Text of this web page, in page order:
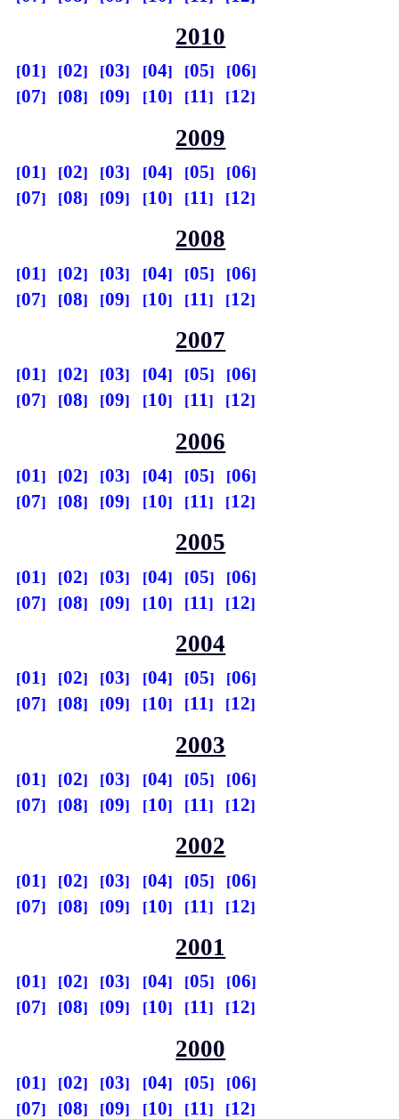
2010
01 02 03 04 05
06
07
08 09 10 11 12
2009
01 02 03 04 05
06
07
08 09 10 11 12
2008
01 02 03 04 05
06
07
08 09 10 11 12
2007
01 02 03 04 05
06
07
08 09 10 11 12
2006
01 02 03 04 05
06
07
08 09 10 11 12
2005
01 02 03 04 05
06
07
08 09 10 11 12
2004
01 02 03 04 05
06
07
08 09 10 11 12
2003
01 02 03 04 05
06
07
08 09 10 11 12
2002
01 02 03 04 05
06
07
08 09 10 11 12
2001
01 02 03 04 05
06
07
08 09 10 11 12
2000
01 02 03 04 05
06
07
08 09 10 11 12